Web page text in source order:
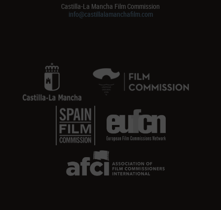
Castilla-La Mancha Film Commission
info@castillalamanchafilm.com